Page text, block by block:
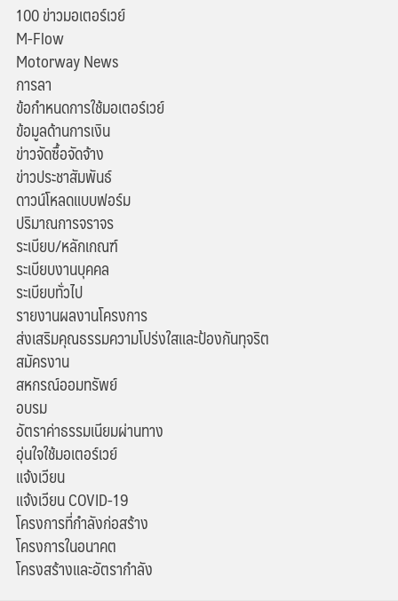
100 ข่าวมอเตอร์เวย์
M-Flow
Motorway News
การลา
ข้อกำหนดการใช้มอเตอร์เวย์
ข้อมูลด้านการเงิน
ข่าวจัดซื้อจัดจ้าง
ข่าวประชาสัมพันธ์
ดาวน์โหลดแบบฟอร์ม
ปริมาณการจราจร
ระเบียบ/หลักเกณฑ์
ระเบียบงานบุคคล
ระเบียบทั่วไป
รายงานผลงานโครงการ
ส่งเสริมคุณธรรมความโปร่งใสและป้องกันทุจริต
สมัครงาน
สหกรณ์ออมทรัพย์
อบรม
อัตราค่าธรรมเนียมผ่านทาง
อุ่นใจใช้มอเตอร์เวย์
แจ้งเวียน
แจ้งเวียน COVID-19
โครงการที่กำลังก่อสร้าง
โครงการในอนาคต
โครงสร้างและอัตรากำลัง